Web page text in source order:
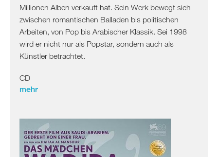
Millionen Alben verkauft hat. Sein Werk bewegt sich
zwischen romantischen Balladen bis politischen
Arbeiten, von Pop bis Arabischer Klassik. Sei 1998
wird er nicht nur als Popstar, sondern auch als
Künstler betrachtet.
CD
mehr